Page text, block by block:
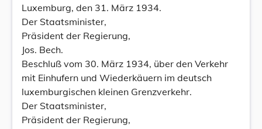
Luxemburg, den 31. März 1934.
Der Staatsminister,
Präsident der Regierung,
Jos. Bech.
Beschluß vom 30. März 1934, über den Verkehr
mit Einhufern und Wiederkäuern im deutsch
luxemburgischen kleinen Grenzverkehr.
Der Staatsminister,
Präsident der Regierung,